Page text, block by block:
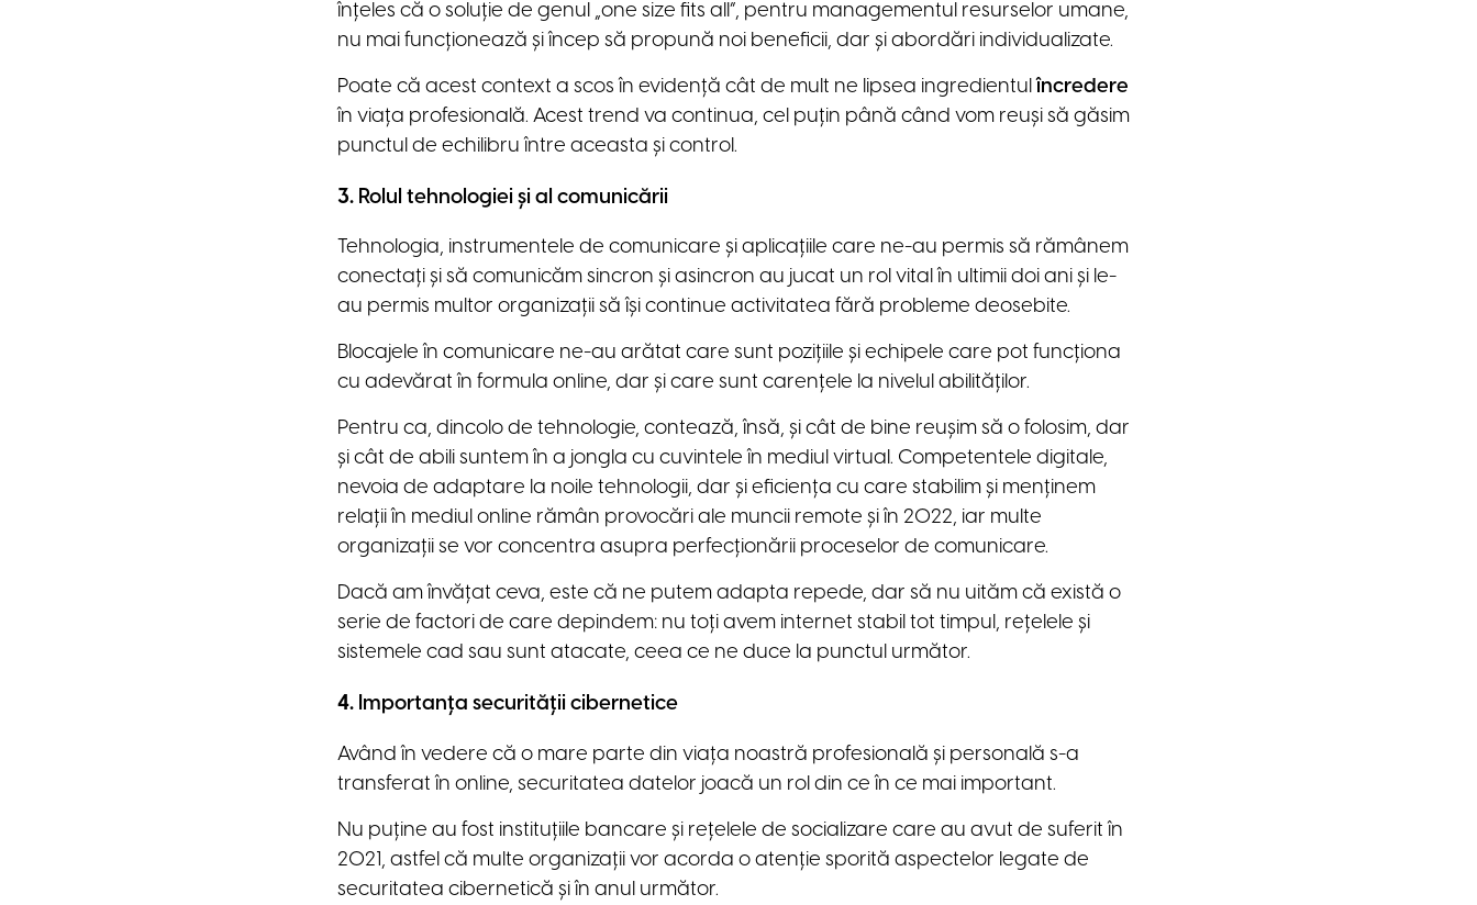
înțeles că o soluție de genul „one size fits all”, pentru managementul resurselor umane,
nu mai funcționează și încep să propună noi beneficii, dar și abordări individualizate.
Poate că acest context a scos în evidență cât de mult ne lipsea ingredientulîncredere
în viața profesională. Acest trend va continua, cel puțin până când vom reuși să găsim
punctul de echilibru între aceasta și control.
3. Rolul tehnologiei și al comunicării
Tehnologia, instrumentele de comunicare și aplicațiile care ne-au permis să rămânem
conectați și să comunicăm sincron și asincron au jucat un rol vital în ultimii doi ani și le-
au permis multor organizații să își continue activitatea fără probleme deosebite.
Blocajele în comunicare ne-au arătat care sunt pozițiile și echipele care pot funcționa
cu adevărat în formula online, dar și care sunt carențele la nivelul abilităților.
Pentru ca, dincolo de tehnologie, contează, însă, și cât de bine reușim să o folosim, dar
și cât de abili suntem în a jongla cu cuvintele în mediul virtual. Competentele digitale,
nevoia de adaptare la noile tehnologii, dar și eficiența cu care stabilim și menținem
relații în mediul online rămân provocări ale muncii remote și în 2022, iar multe
organizații se vor concentra asupra perfecționării proceselor de comunicare.
Dacă am învățat ceva, este că ne putem adapta repede, dar să nu uităm că există o
serie de factori de care depindem: nu toți avem internet stabil tot timpul, rețelele și
sistemele cad sau sunt atacate, ceea ce ne duce la punctul următor.
4. Importanța securității cibernetice
Având în vedere că o mare parte din viața noastră profesională și personală s-a
transferat în online, securitatea datelor joacă un rol din ce în ce mai important.
Nu puține au fost instituțiile bancare și rețelele de socializare care au avut de suferit în
2021, astfel că multe organizații vor acorda o atenție sporită aspectelor legate de
securitatea cibernetică și în anul următor.